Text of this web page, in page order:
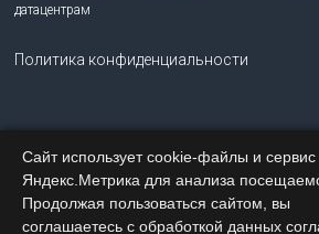
датацентрам
Политика конфиденциальности
Copyright © 2026blog.bissquit.com. Все
ТемаAccelerateот ThemeGrill. На
Главная
Обратная
Сайт использует cookie-файлы и сервис
Яндекс.Метрика для анализа
Продолжая пользоваться сайтом, вы
соглашаетесь с обработкой данных